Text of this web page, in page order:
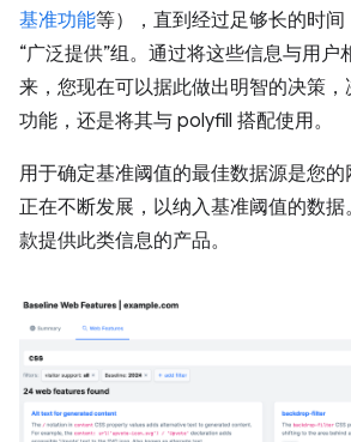
基准功能等），直到经过足够长的时
“广泛提供”组。通过将这些信息与用户
来，您现在可以据此做出明智的决策
功能，还是将其与 polyfill 搭配使用。
用于确定基准阈值的最佳数据源是您
正在不断发展，以纳入基准阈值的数据。
款提供此类信息的产品。